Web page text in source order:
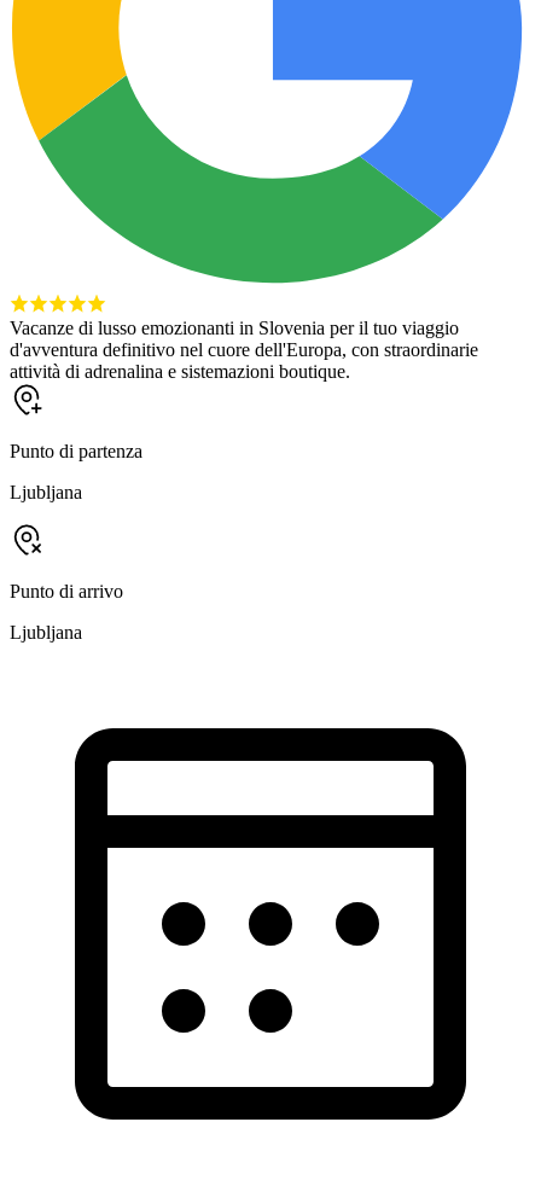
Vacanze di lusso emozionanti in Slovenia per il tuo viaggio
d'avventura definitivo nel cuore dell'Europa, con straordinarie
attività di adrenalina e sistemazioni boutique.
Punto di partenza
Ljubljana
Punto di arrivo
Ljubljana